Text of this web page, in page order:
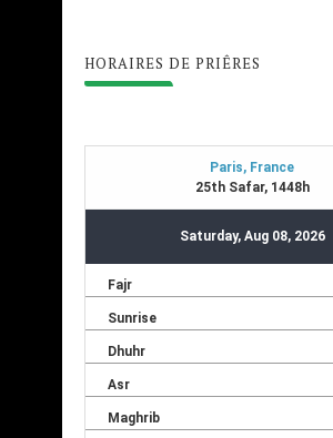
HORAIRES DE PRIÊRES